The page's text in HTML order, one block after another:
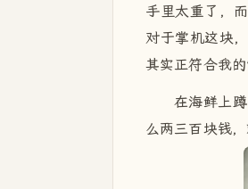
手里太重了，
对于掌机这块
其实正符合我的
在海鲜上
么两三百块钱